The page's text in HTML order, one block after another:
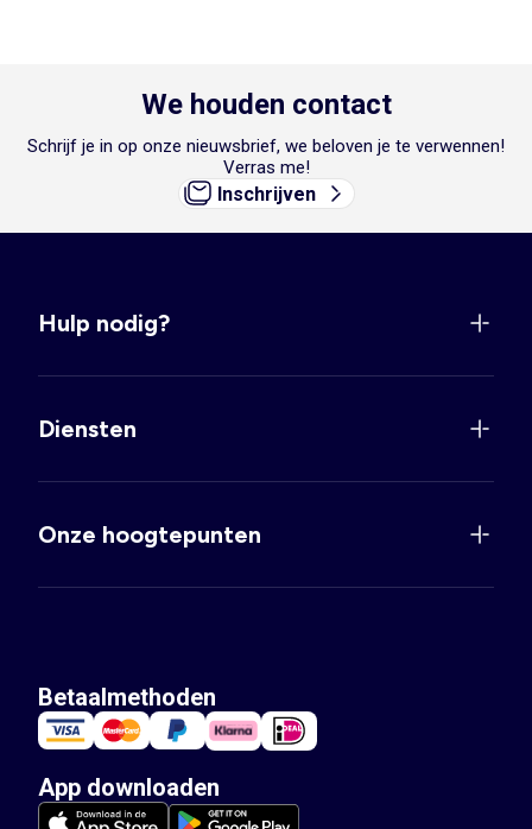
We houden contact
Schrijf je in op onze nieuwsbrief, we beloven je te verwennen!
Verras me!
Inschrijven
Hulp nodig?
Diensten
Onze hoogtepunten
Betaalmethoden
App downloaden